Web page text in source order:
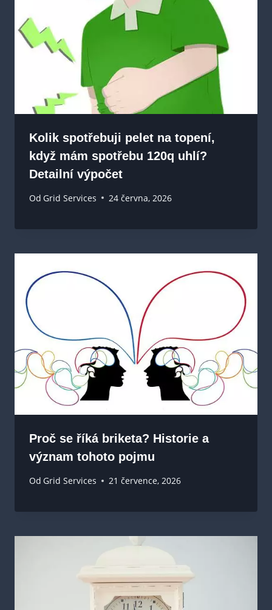
Kolik spotřebuji pelet na topení,
když mám spotřebu 120q uhlí?
Detailní výpočet
Od Grid Services 24 června, 2026
Proč se říká briketa? Historie a
význam tohoto pojmu
Od Grid Services 21 července, 2026